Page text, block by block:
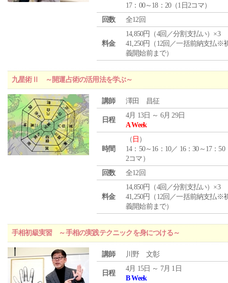
17：00～18：20（1日2コマ）
回数
全12回
料金
14,850円（4回／分割支払い）×3
41,250円（12回／一括前納支払※
義開始前まで）
九星術Ⅱ ～開運占術の活用法を学ぶ～
講師 澤田 昌征
日程
4月 13日 ～ 6月 29日
A Week
時間
（ 日 ）
14：50～16：10／ 16：30～17：50
2コマ）
回数
全12回
料金
14,850円（4回／分割支払い）×3
41,250円（12回／一括前納支払※
義開始前まで）
手相初級実習 ～手相の実践テクニックを身につける～
講師 川野 文彰
日程
4月 15日 ～ 7月 1日
B Week